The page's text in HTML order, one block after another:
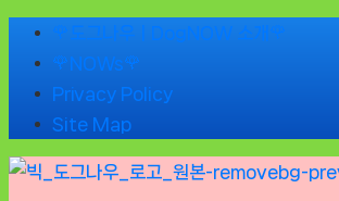
Skip
content
🌹도그나우ㅣDogNOW 소개🌹
🌹NOWs🌹
Privacy Policy
Site Map